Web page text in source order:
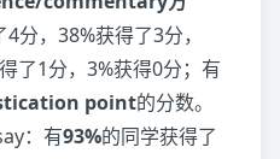
分，38%获得了3分，
了1分，3%获得0分；有
point的分数。
：有93%的同学获得了